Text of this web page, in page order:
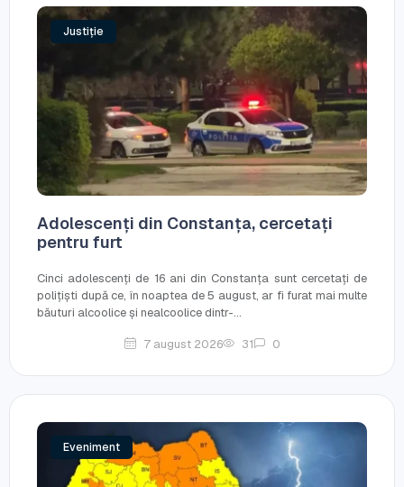
Justiție
Adolescenți din Constanța, cercetați
pentru furt
Cinci adolescenți de 16 ani din Constanța sunt cercetați de
polițiști după ce, în noaptea de 5 august, ar fi furat mai multe
băuturi alcoolice și nealcoolice dintr-...
7 august 2026 31 0
Eveniment